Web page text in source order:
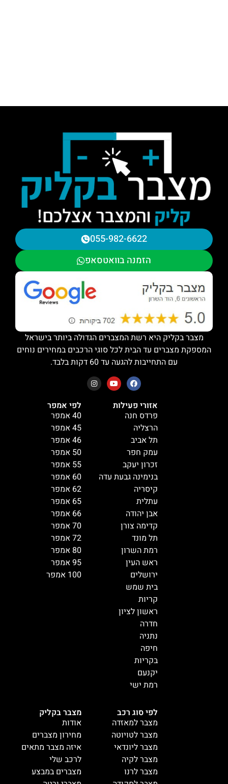
מצבר בקליק
אודות
מחירון מצברים
איזה מצבר מתאים
לרכב שלי
מצברים במבצע
לפי סוג רכב
מצבר למאזדה
מצבר לטויוטה
מצבר ליונדאי
מצבר לקיה
מצבר לרנו
לפי אמפר
40 אמפר
45 אמפר
46 אמפר
50 אמפר
55 אמפר
60 אמפר
62 אמפר
65 אמפר
66 אמפר
70 אמפר
72 אמפר
80 אמפר
95 אמפר
100 אמפר
אזורי פעילות
פרדס חנה
הרצליה
תל אביב
עמק חפר
זכרון יעקב
בנימינה גבעת עדה
קיסריה
עתלית
אבן יהודה
קדימה צורן
תל מונד
רמת השרון
ראש העין
ירושלים
בית שמש
קריות
ראשון לציון
חדרה
נתניה
חיפה
בקריות
יקנעם
רמת ישי
055-982-6622
הזמנה בוואטסאפ
מצבר בקליק היא רשת המצברים הגדולה ביותר בישראל
המספקת מצברים עד הבית לכל סוגי הרכבים במחירים נוחים
עם התחייבות להגעה עד 60 דקות בלבד.